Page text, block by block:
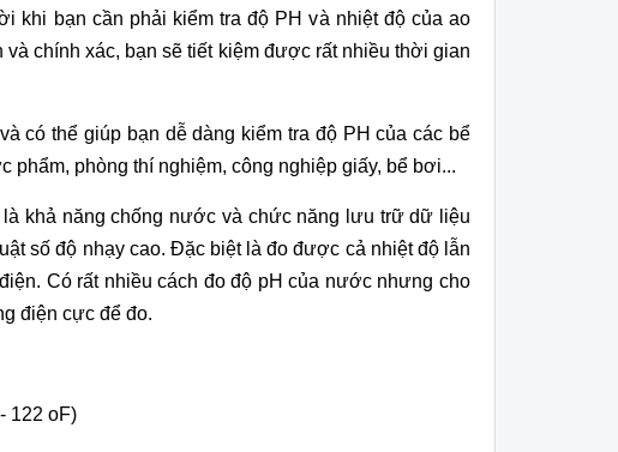
khi bạn cần phải kiểm tra độ PH và nhiệt độ của ao
và chính xác, bạn sẽ tiết kiệm được rất nhiều thời gian
có thể giúp bạn dễ dàng kiểm tra độ PH của các bể
phẩm, phòng thí nghiệm, công nghiệp giấy, bể bơi...
là khả năng chống nước và chức năng lưu trữ dữ liệu
số độ nhạy cao. Đặc biệt là đo được cả nhiệt độ lẫn
Có rất nhiều cách đo độ pH của nước nhưng cho
điện cực để đo.
122 oF)